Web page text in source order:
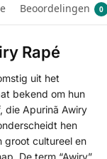
Beoordelingen 0
Rapé
uit het
bekend om hun
die Apurinã Awiry
hen
groot cultureel en
De term “Awiry”